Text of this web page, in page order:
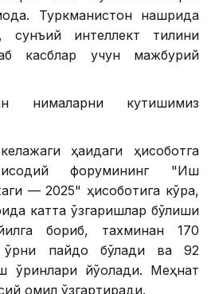
Туркманистон нашрида
сунъий интеллект тилини
касблар учун мажбурий
нималарни кутишимиз
ҳақидаги ҳисоботга
форумининг "Иш
— 2025" ҳисоботига кўра,
катта ўзгаришлар бўлиши
бориб, тахминан 170
пайдо бўлади ва 92
йўқолади. Меҳнат
омил ўзгартиради.